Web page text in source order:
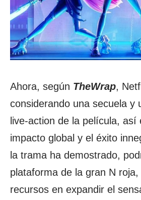
Ahora, según TheWrap,
considerando una secuela y
live-action de la película, así
impacto global y el éxito
la trama ha demostrado,
plataforma de la gran N
recursos en expandir el